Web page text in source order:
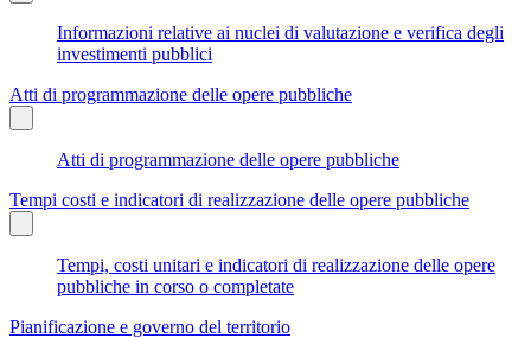
Informazioni relative ai nuclei di valutazione e verifica degli
investimenti pubblici
Atti di programmazione delle opere pubbliche
Atti di programmazione delle opere pubbliche
Tempi costi e indicatori di realizzazione delle opere pubbliche
Tempi, costi unitari e indicatori di realizzazione delle opere
pubbliche in corso o completate
Pianificazione e governo del territorio